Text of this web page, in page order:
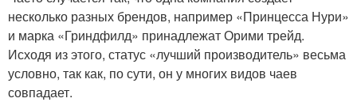
несколько разных брендов, например «Принцесса Нури»
и марка «Гриндфилд» принадлежат Орими трейд.
Исходя из этого, статус «лучший производитель» весьма
условно, так как, по сути, он у многих видов чаев
совпадает.